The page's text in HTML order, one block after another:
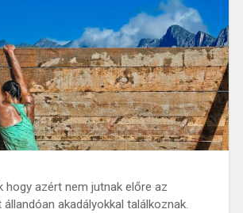
hogy azért nem jutnak előre az
akadályokkal találkoznak.